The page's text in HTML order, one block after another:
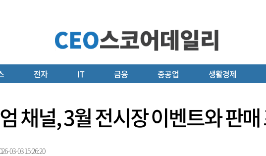
전자 IT 금융 중공업 생활경제
채널, 3월 전시장 이벤트와 판
03-03 15:26:20